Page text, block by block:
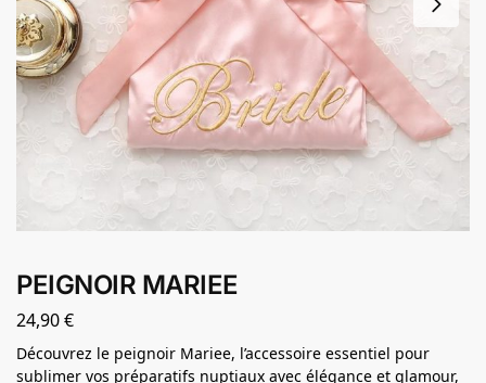
PEIGNOIR MARIEE
24,90€
Découvrez le peignoir Mariee, l’accessoire essentiel pour
sublimer vos préparatifs nuptiaux avec élégance et glamour,